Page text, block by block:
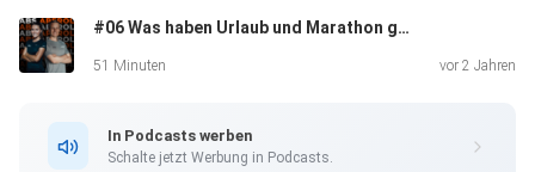
#06 Was haben Urlaub und Marathon gemeinsam?
51 Minuten vor 2 Jahren
In Podcasts werben
Schalte jetzt Werbung in Podcasts.